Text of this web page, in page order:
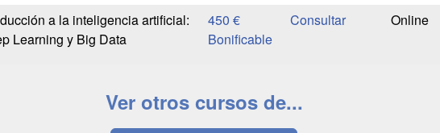
a la inteligencia artificial:
Learning y Big Data
450 €
Bonificable
Online
Ver otros cursos de...